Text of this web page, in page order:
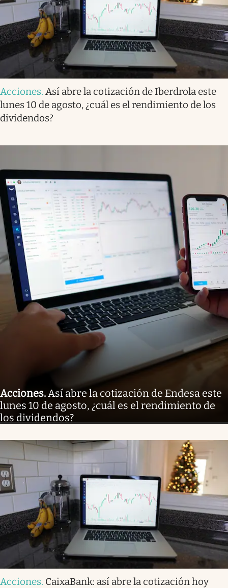
Acciones. Así abre la cotización de Iberdrola este
lunes 10 de agosto, ¿cuál es el rendimiento de los
dividendos?
Acciones.Así abre la cotización de Endesa este
lunes 10 de agosto, ¿cuál es el rendimiento de
los dividendos?
Acciones. CaixaBank: así abre la cotización hoy